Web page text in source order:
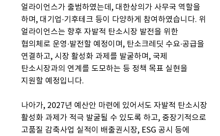
얼라이언스가 출범하였는데, 대한상의가 사무국 역할을
하며, 대기업∙기후테크 등이 다양하게 참여하였습니다. 위
얼라이언스는 향후 자발적 탄소시장 발전을 위한
협의체로 운영∙발전할 예정이며, 탄소크레딧 수요∙공급을
연결하고, 시장 활성화 과제를 발굴하며, 국제
탄소시장과의 연계를 도모하는 등 정책 목표 실현을
지원할 예정입니다.
나아가, 2027년 예산안 마련에 있어서도 자발적 탄소시장
활성화 과제가 적극 발굴될 수 있도록 하고, 중장기적으로
고품질 감축사업 실적이 배출권시장, ESG 공시 등에